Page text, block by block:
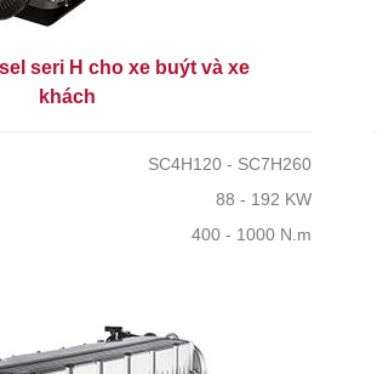
seri H cho xe buýt và xe
khách
SC4H120 - SC7H260
88 - 192 KW
400 - 1000 N.m